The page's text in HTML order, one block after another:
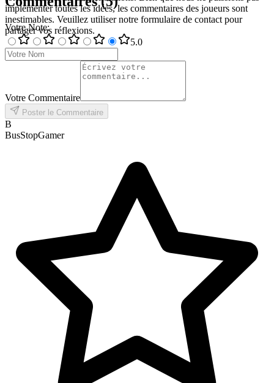
implémenter toutes les idées, les commentaires des joueurs sont
inestimables. Veuillez utiliser notre formulaire de contact pour
partager vos réflexions.
Votre Note:
5.0
Votre Commentaire
Poster le Commentaire
B
BusStopGamer